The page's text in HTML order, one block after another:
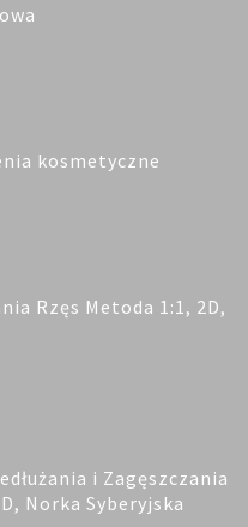
kosmetyczne
Rzęs Metoda 1:1, 2D,
i Zagęszczania
Norka Syberyjska